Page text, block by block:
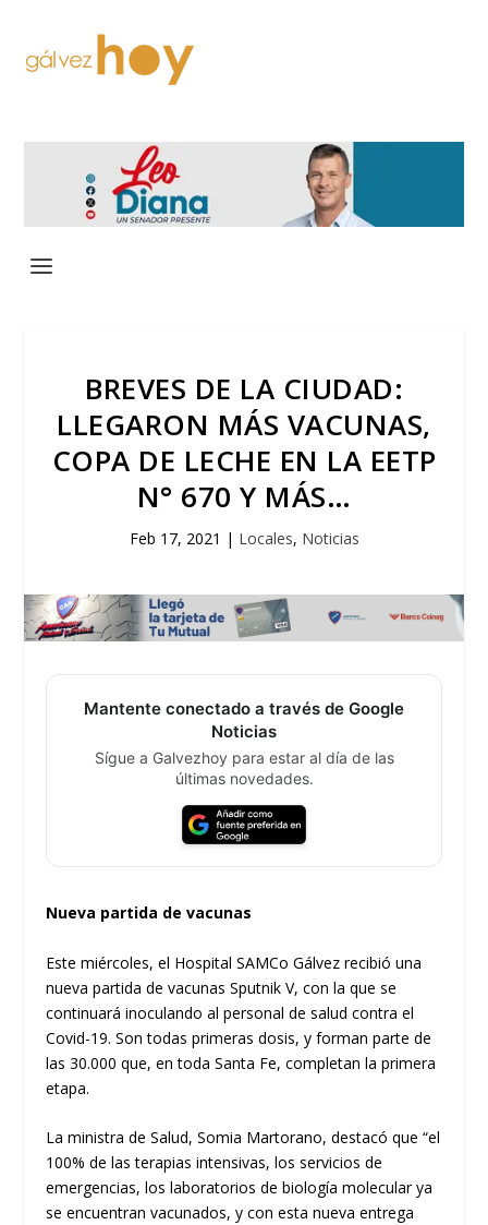
BREVES DE LA CIUDAD:
LLEGARON MÁS VACUNAS,
COPA DE LECHE EN LA EETP
N° 670 Y MÁS…
Feb 17, 2021 | Locales, Noticias
Mantente conectado a través de Google
Noticias
Sígue a Galvezhoy para estar al día de las
últimas novedades.
Nueva partida de vacunas
Este miércoles, el Hospital SAMCo Gálvez recibió una
nueva partida de vacunas Sputnik V, con la que se
continuará inoculando al personal de salud contra el
Covid-19. Son todas primeras dosis, y forman parte de
las 30.000 que, en toda Santa Fe, completan la primera
etapa.
La ministra de Salud, Somia Martorano, destacó que “el
100% de las terapias intensivas, los servicios de
emergencias, los laboratorios de biología molecular ya
se encuentran vacunados, y con esta nueva entrega